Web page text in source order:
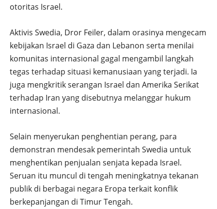
otoritas Israel.
Aktivis Swedia, Dror Feiler, dalam orasinya mengecam
kebijakan Israel di Gaza dan Lebanon serta menilai
komunitas internasional gagal mengambil langkah
tegas terhadap situasi kemanusiaan yang terjadi. Ia
juga mengkritik serangan Israel dan Amerika Serikat
terhadap Iran yang disebutnya melanggar hukum
internasional.
Selain menyerukan penghentian perang, para
demonstran mendesak pemerintah Swedia untuk
menghentikan penjualan senjata kepada Israel.
Seruan itu muncul di tengah meningkatnya tekanan
publik di berbagai negara Eropa terkait konflik
berkepanjangan di Timur Tengah.